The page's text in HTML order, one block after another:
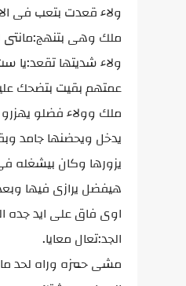
ولاء قعدت بتعب فى
ملك وهى
ولاء شديتها
عمتهم بقيت بتضحك
ملك وولاء فضلو
يدخل ويحضنها جامد
يزورها وكان
اوى فاق على ايد جده
الجد:تعال معايا.
مشى حمزه وراه لحد